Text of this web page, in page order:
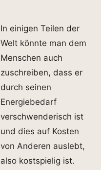
In einigen Teilen der
Welt könnte man dem
Menschen auch
zuschreiben, dass er
durch seinen
Energiebedarf
verschwenderisch ist
und dies auf Kosten
von Anderen auslebt,
also kostspielig ist.